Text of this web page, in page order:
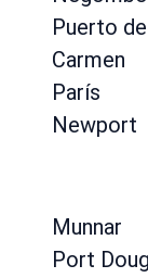
Puerto
Carmen
París
Newport
Munnar
Port